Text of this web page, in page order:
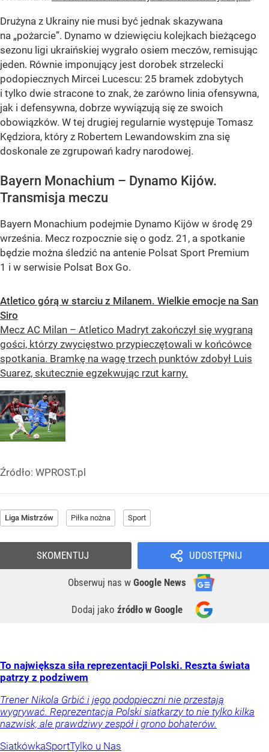
Drużyna z Ukrainy nie musi być jednak skazywana
na „pożarcie”. Dynamo w dziewięciu kolejkach bieżącego
sezonu ligi ukraińskiej wygrało osiem meczów, remisując
jeden. Równie imponujący jest dorobek strzelecki
podopiecznych Mircei Lucescu: 25 bramek zdobytych
i tylko dwie stracone to znak, że zarówno linia ofensywna,
jak i defensywna, dobrze wywiązują się ze swoich
obowiązków. W tej drugiej regularnie występuje Tomasz
Kędziora, który z Robertem Lewandowskim zna się
doskonale ze zgrupowań kadry narodowej.
Bayern Monachium – Dynamo Kijów.
Transmisja meczu
Bayern Monachium podejmie Dynamo Kijów w środę 29
września. Mecz rozpocznie się o godz. 21, a spotkanie
będzie można śledzić na antenie Polsat Sport Premium
1 i w serwisie Polsat Box Go.
Atletico górą w starciu z Milanem. Wielkie emocje na San
Siro
Mecz AC Milan – Atletico Madryt zakończył się wygraną
gości, którzy zwycięstwo przypieczętowali w końcówce
spotkania. Bramkę na wagę trzech punktów zdobył Luis
Suarez, skutecznie egzekwując rzut karny.
Źródło: WPROST.pl
Liga Mistrzów Piłka nożna Sport
UDOSTĘPNIJ
Obserwuj nas w Google News
Dodaj jako źródło w Google
SKOMENTUJ
To największa siła reprezentacji Polski. Reszta świata
patrzy z podziwem
Trener Nikola Grbić i jego podopieczni nie przestają
wygrywać. Reprezentacja Polski siatkarzy to nie tylko kilka
nazwisk, ale prawdziwy zespół i grono bohaterów.
SiatkówkaSportTylko u Nas